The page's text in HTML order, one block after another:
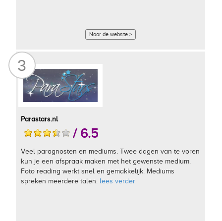
Naar de website >
3
Parastars.nl
/ 6.5
Veel paragnosten en mediums. Twee dagen van te voren
kun je een afspraak maken met het gewenste medium.
Foto reading werkt snel en gemakkelijk. Mediums
spreken meerdere talen. lees verder